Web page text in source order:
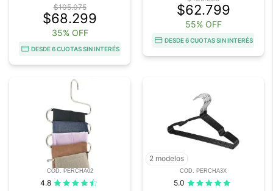
$105.075
$68.299
35% OFF
DESDE 6 CUOTAS SIN INTERÉS
$62.799
55% OFF
DESDE 6 CUOTAS SIN INTERÉS
COD. PERCHA02
4.8
2 modelos
COD. PERCHA3X
5.0